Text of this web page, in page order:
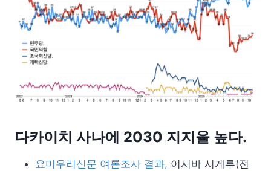
다카이치 사나에 2030 지지율 높다.
요미우리신문 여론조사 결과, 이시바 시게루(전